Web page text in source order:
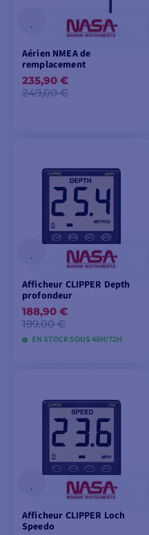
conçus pour résister aux
difficiles et vous garantir
agréable. Découvrez notre
Marine et commandez en
comptoirnautique.com.
Aérien NMEA de
remplacement
235,90 €
249,00 €
PANIER
Afficheur CLIPPER Depth
profondeur
188,90 €
199,00 €
EN STOCK SOUS 48H/72H
PANIER
Afficheur CLIPPER Loch
Speedo